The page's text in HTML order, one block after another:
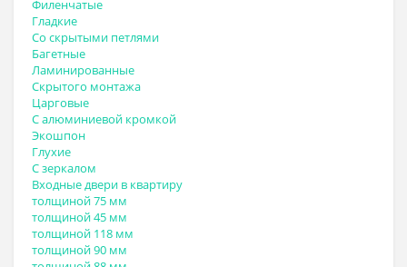
Филенчатые
Гладкие
Со скрытыми петлями
Багетные
Ламинированные
Скрытого монтажа
Царговые
С алюминиевой кромкой
Экошпон
Глухие
С зеркалом
Входные двери в квартиру
толщиной 75 мм
толщиной 45 мм
толщиной 118 мм
толщиной 90 мм